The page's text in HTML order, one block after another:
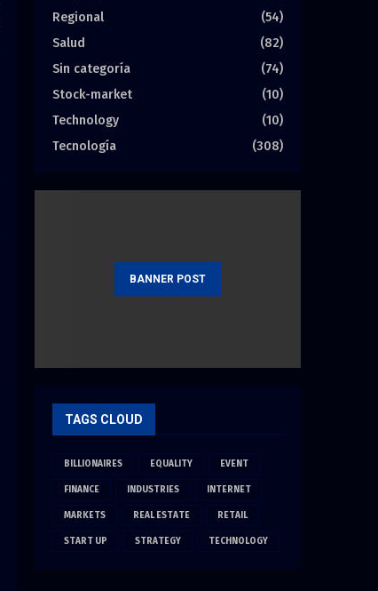
Regional
(54)
Salud
(82)
Sin categoría
(74)
Stock-market
(10)
Technology
(10)
Tecnología
(308)
BANNER POST
TAGS CLOUD
BILLIONAIRES EQUALITY EVENT
FINANCE INDUSTRIES INTERNET
MARKETS REAL ESTATE RETAIL
START UP STRATEGY TECHNOLOGY